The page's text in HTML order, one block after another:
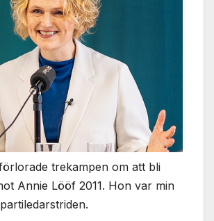
trekampen om att bli
Annie Lööf 2011. Hon var min